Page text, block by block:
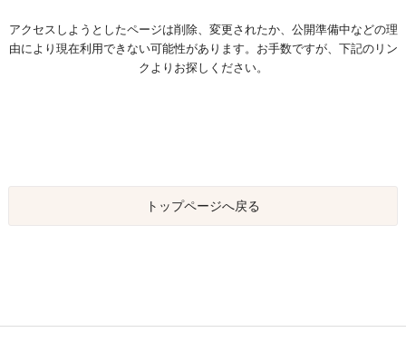
アクセスしようとしたページは削除、変更されたか、公開準備中などの理
由により現在利用できない可能性があります。お手数ですが、下記のリン
クよりお探しください。
トップページへ戻る